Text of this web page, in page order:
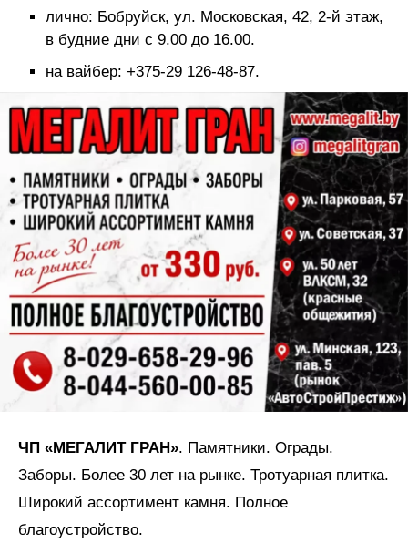
лично: Бобруйск, ул. Московская, 42, 2-й этаж,
в будние дни с 9.00 до 16.00.
на вайбер: +375-29 126-48-87.
ЧП «МЕГАЛИТ ГРАН». Памятники. Ограды.
Заборы. Более 30 лет на рынке. Тротуарная плитка.
Широкий ассортимент камня. Полное
благоустройство.